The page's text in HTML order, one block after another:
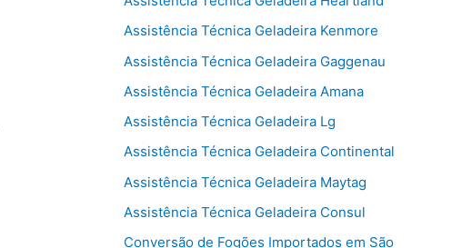
Assistência Técnica Geladeira Kenmore
Assistência Técnica Geladeira Gaggenau
Assistência Técnica Geladeira Amana
Assistência Técnica Geladeira Lg
Assistência Técnica Geladeira Continental
Assistência Técnica Geladeira Maytag
Assistência Técnica Geladeira Consul
Conversão de Fogões Importados em São